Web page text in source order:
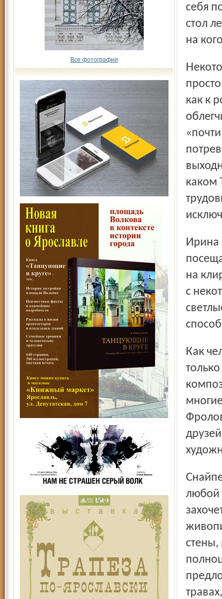
Все фотографии
себя
стол
на
Некоторые считают, что стариков разбаловать так же
как к
каком
Ирина – искренне верующий человек. Сначала просто
на
с
Как человек с активной жизненной позицией, она не
Снайперскому чутью этого человека может позавидовать
любой
стены,